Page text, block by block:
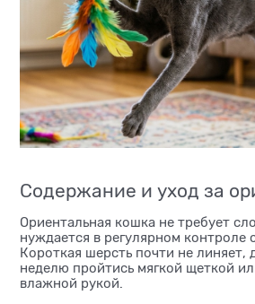
Содержание и уход за
Ориентальная кошка не требует
нуждается в регулярном контроле
Короткая шерсть почти не линяет,
неделю пройтись мягкой щеткой
влажной рукой.